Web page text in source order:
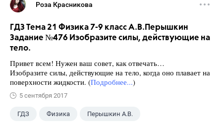
Роза Красникова
ГДЗ Тема 21 Физика 7-9 класс А.В.Перышкин
Задание №476 Изобразите силы, действующие на
тело.
Привет всем! Нужен ваш совет, как отвечать…
Изобразите силы, действующие на тело, когда оно плавает на
поверхности жидкости. (Подробнее...)
5 сентября 2017
ГДЗ Физика Перышкин А.В.